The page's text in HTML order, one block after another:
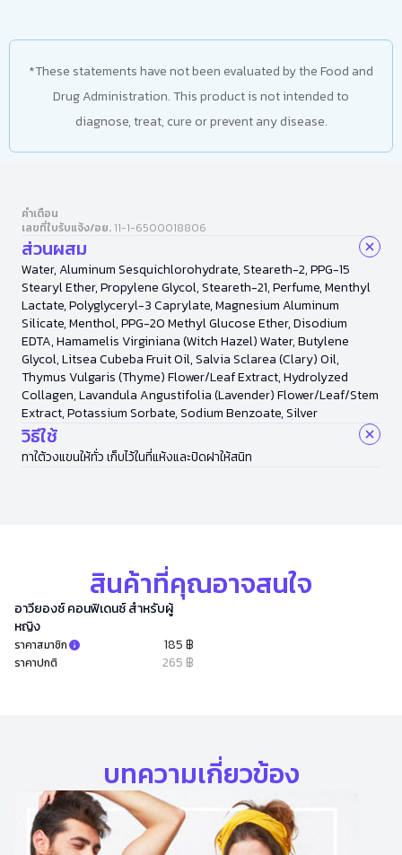
*These statements have not been evaluated by the Food and
Drug Administration. This product is not intended to
diagnose, treat, cure or prevent any disease.
คำเตือน
เลขที่ใบรับแจ้ง/อย. 11-1-6500018806
ส่วนผสม
Water, Aluminum Sesquichlorohydrate, Steareth-2, PPG-15
Stearyl Ether, Propylene Glycol, Steareth-21, Perfume, Menthyl
Lactate, Polyglyceryl-3 Caprylate, Magnesium Aluminum
Silicate, Menthol, PPG-20 Methyl Glucose Ether, Disodium
EDTA, Hamamelis Virginiana (Witch Hazel) Water, Butylene
Glycol, Litsea Cubeba Fruit Oil, Salvia Sclarea (Clary) Oil,
Thymus Vulgaris (Thyme) Flower/Leaf Extract, Hydrolyzed
Collagen, Lavandula Angustifolia (Lavender) Flower/Leaf/Stem
Extract, Potassium Sorbate, Sodium Benzoate, Silver
วิธีใช้
ทาใต้วงแขนให้ทั่ว เก็บไว้ในที่แห้งและปิดฝาให้สนิท
สินค้าที่คุณอาจสนใจ
อาวียองซ์ คอนฟิเดนซ์ สำหรับผู้
หญิง
ราคาสมาชิก 185 ฿
ราคาปกติ 265 ฿
บทความเกี่ยวข้อง